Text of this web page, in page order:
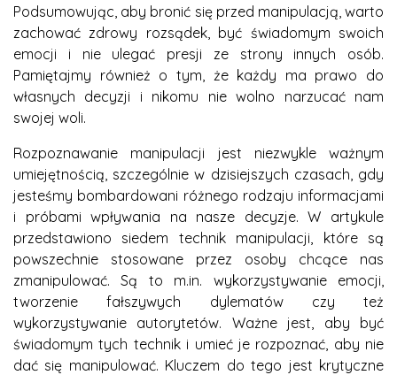
Podsumowując, aby bronić się przed manipulacją, warto
zachować zdrowy rozsądek, być świadomym swoich
emocji i nie ulegać presji ze strony innych osób.
Pamiętajmy również o tym, że każdy ma prawo do
własnych decyzji i nikomu nie wolno narzucać nam
swojej woli.
Rozpoznawanie manipulacji jest niezwykle ważnym
umiejętnością, szczególnie w dzisiejszych czasach, gdy
jesteśmy bombardowani różnego rodzaju informacjami
i próbami wpływania na nasze decyzje. W artykule
przedstawiono siedem technik manipulacji, które są
powszechnie stosowane przez osoby chcące nas
zmanipulować. Są to m.in. wykorzystywanie emocji,
tworzenie fałszywych dylematów czy też
wykorzystywanie autorytetów. Ważne jest, aby być
świadomym tych technik i umieć je rozpoznać, aby nie
dać się manipulować. Kluczem do tego jest krytyczne